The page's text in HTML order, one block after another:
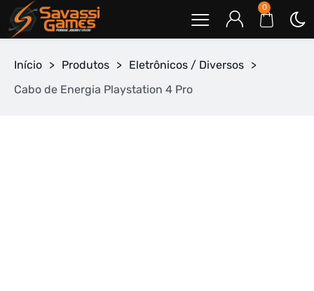
0
Início > Produtos > Eletrônicos / Diversos >
Cabo de Energia Playstation 4 Pro